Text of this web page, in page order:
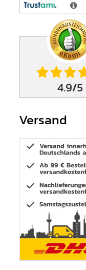
Versand